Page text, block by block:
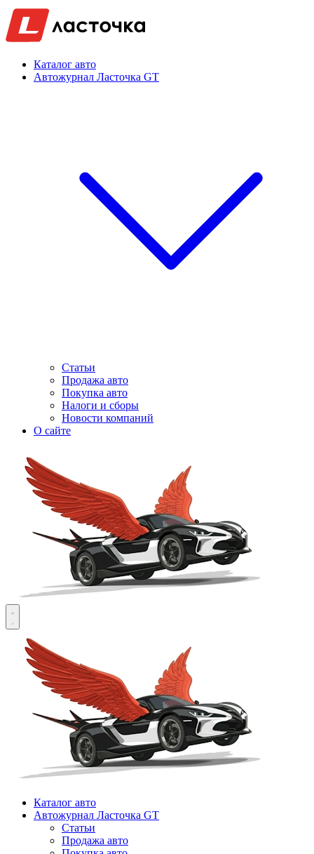
Каталог авто
Автожурнал Ласточка GT
Статьи
Продажа авто
Покупка авто
Налоги и сборы
Новости компаний
О сайте
Каталог авто
Автожурнал Ласточка GT
Статьи
Продажа авто